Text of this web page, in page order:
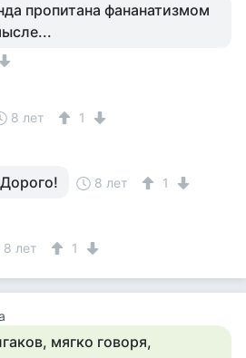
пропитана фананатизмом
8 лет 1
8 лет 1
8 лет 1
мягко говоря,